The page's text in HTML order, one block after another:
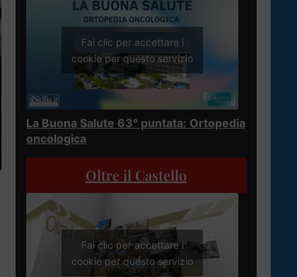
Fai clic per accettare i
cookie per questo servizio
La Buona Salute 63° puntata: Ortopedia
oncologica
Oltre il Castello
Fai clic per accettare i
cookie per questo servizio